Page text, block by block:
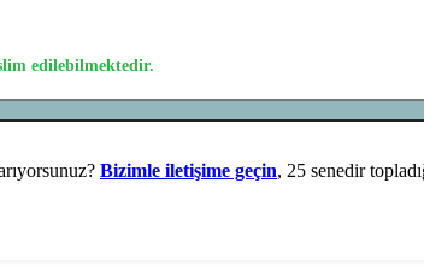
edilebilmektedir.
Bizimle iletişime geçin, 25 senedir